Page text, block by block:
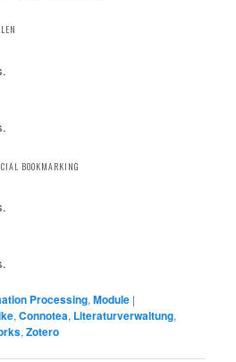
BOOKMARKING
Processing,Module |
,Connotea, Literaturverwaltung,
,Zotero